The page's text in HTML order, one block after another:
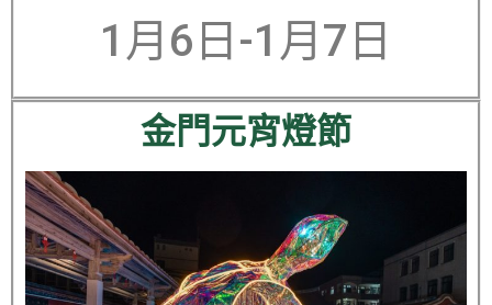
1月6日-1月7日
金門元宵燈節